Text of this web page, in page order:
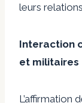
leurs
Interaction
et militaires
L’affirmation